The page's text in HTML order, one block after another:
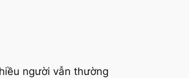
người vẫn thường